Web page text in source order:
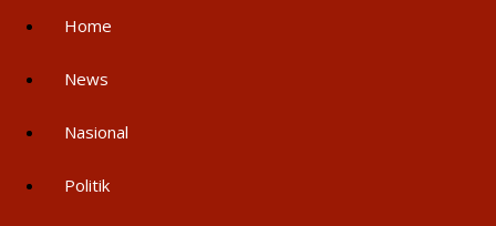
Home
News
Nasional
Politik